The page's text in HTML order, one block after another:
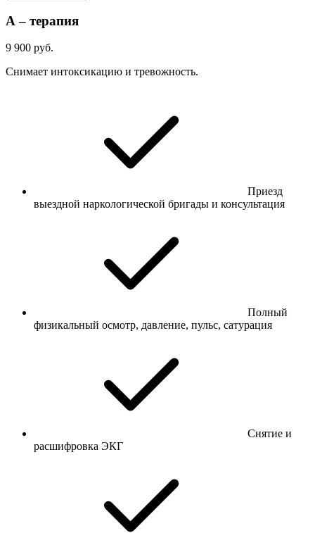
А – терапия
9 900 руб.
Снимает интоксикацию и тревожность.
Приезд
выездной наркологической бригады и консультация
Полный
физикальный осмотр, давление, пульс, сатурация
Снятие и
расшифровка ЭКГ